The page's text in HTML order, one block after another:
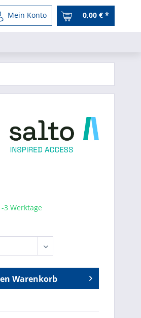
Mein Konto 0,00 € *
3 Werktage
Warenkorb